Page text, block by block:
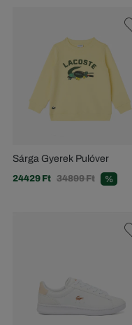
Sárga Gyerek Pulóver
24429 Ft 34899 Ft %